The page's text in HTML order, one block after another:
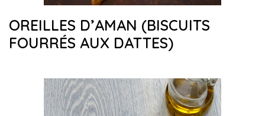
OREILLES D’AMAN (BISCUITS
FOURRÉS AUX DATTES)